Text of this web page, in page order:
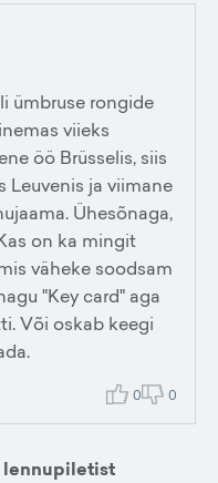
ümbruse rongide
viieks
öö Brüsselis, siis
Leuvenis ja viimane
Ühesõnaga,
on ka mingit
väheke soodsam
"Key card" aga
Või oskab keegi
0 0
lennupiletist